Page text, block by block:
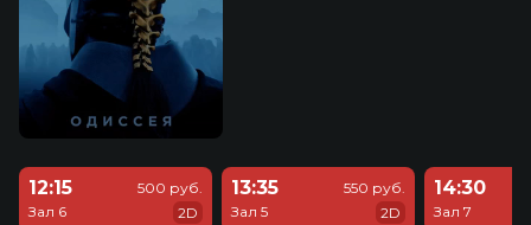
12:15
Зал 6
500 руб.
2D
13:35
Зал 5
550 руб.
2D
14:30
Зал 7